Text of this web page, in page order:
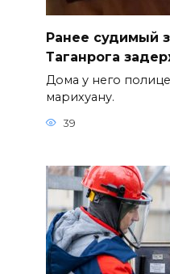
Ранее судимый
Таганрога
Дома у него
марихуану.
39